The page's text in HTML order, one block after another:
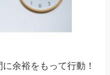
余裕をもって行動！